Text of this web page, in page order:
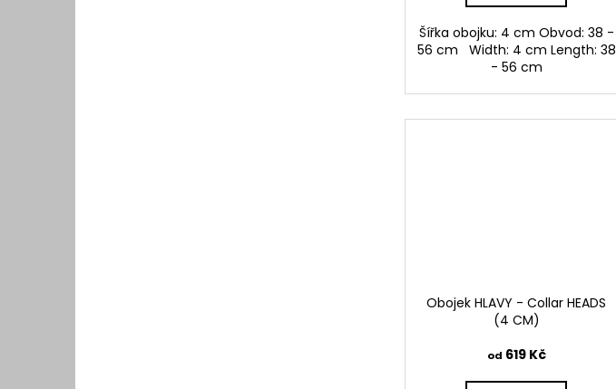
Šířka obojku: 4 cm Obvod: 38 -
56 cm Width: 4 cm Length: 38
- 56 cm
Obojek HLAVY - Collar HEADS
(4 CM)
od 619 Kč